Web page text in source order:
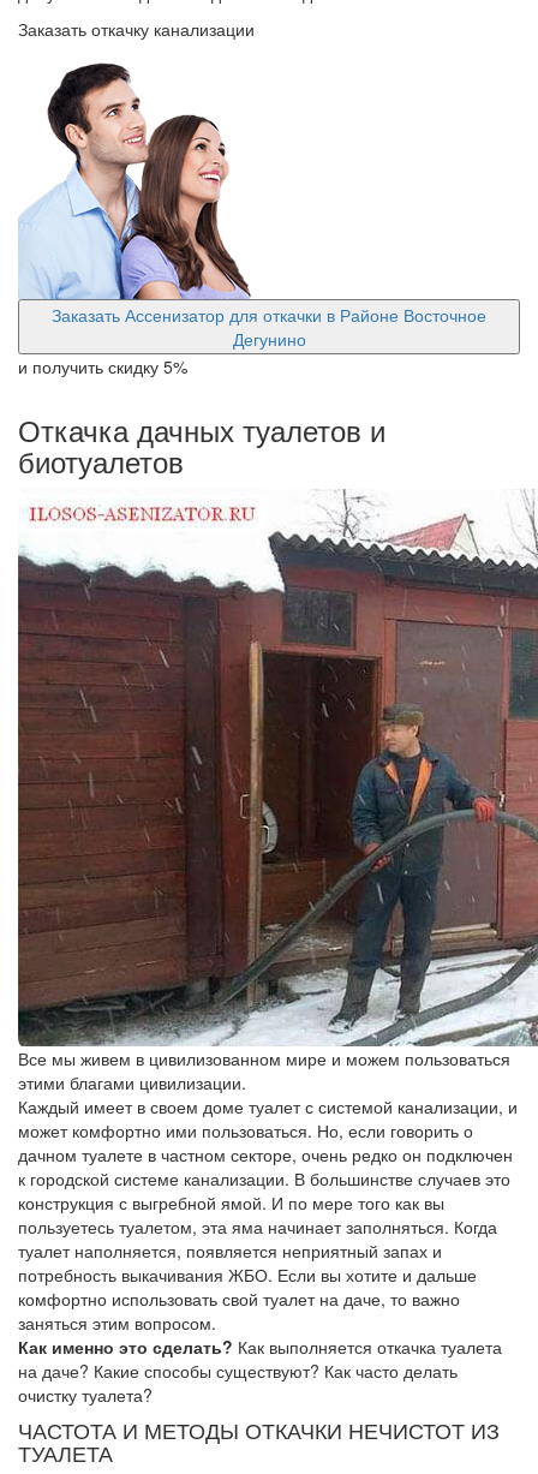
Заказать откачку канализации
Заказать Ассенизатор для откачки в Районе Восточное
Дегунино
и получить скидку 5%
Откачка дачных туалетов и
биотуалетов
Все мы живем в цивилизованном мире и можем пользоваться
этими благами цивилизации.
Каждый имеет в своем доме туалет с системой канализации, и
может комфортно ими пользоваться. Но, если говорить о
дачном туалете в частном секторе, очень редко он подключен
к городской системе канализации. В большинстве случаев это
конструкция с выгребной ямой. И по мере того как вы
пользуетесь туалетом, эта яма начинает заполняться. Когда
туалет наполняется, появляется неприятный запах и
потребность выкачивания ЖБО. Если вы хотите и дальше
комфортно использовать свой туалет на даче, то важно
заняться этим вопросом.
Как именно это сделать? Как выполняется откачка туалета
на даче? Какие способы существуют? Как часто делать
очистку туалета?
ЧАСТОТА И МЕТОДЫ ОТКАЧКИ НЕЧИСТОТ ИЗ
ТУАЛЕТА